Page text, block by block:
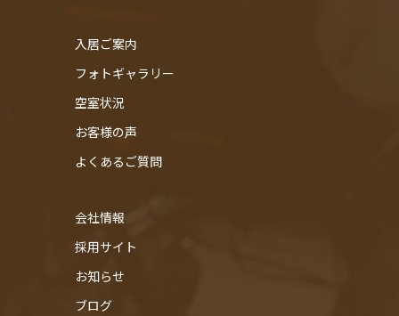
入居ご案内
フォトギャラリー
空室状況
お客様の声
よくあるご質問
会社情報
採用サイト
お知らせ
ブログ